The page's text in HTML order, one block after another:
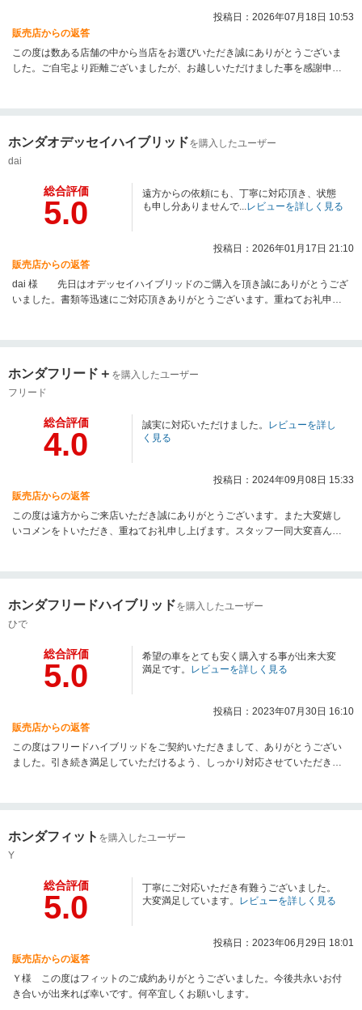
投稿日：2026年07月18日 10:53
販売店からの返答
この度は数ある店舗の中から当店をお選びいただき誠にありがとうございま
した。ご自宅より距離ございましたが、お越しいただけました事を感謝申し
す。この度は本当にありがとうございました。営業 大野
ホンダオデッセイハイブリッドを購入したユーザー
dai
総合評価
5.0
遠方からの依頼にも、丁寧に対応頂き、状態
も申し分ありませんで...レビューを詳しく見る
投稿日：2026年01月17日 21:10
販売店からの返答
dai 様 先日はオデッセイハイブリッドのご購入を頂き誠にありがとうござ
いました。書類等迅速にご対応頂きありがとうございます。重ねてお礼申し
申し上げます。 U-Select秋津 竹内
ホンダフリード＋ を購入したユーザー
フリード
総合評価
4.0
誠実に対応いただけました。 レビューを詳し
く見る
投稿日：2024年09月08日 15:33
販売店からの返答
この度は遠方からご来店いただき誠にありがとうございます。また大変嬉し
いコメンをトいただき、重ねてお礼申し上げます。スタッフ一同大変喜んで
秋津店 店長
ホンダフリードハイブリッドを購入したユーザー
ひで
総合評価
5.0
希望の車をとても安く購入する事が出来大変
満足です。 レビューを詳しく見る
投稿日：2023年07月30日 16:10
販売店からの返答
この度はフリードハイブリッドをご契約いただきまして、ありがとうござい
ました。引き続き満足していただけるよう、しっかり対応させていただきま
ホンダフィット を購入したユーザー
Y
総合評価
5.0
丁寧にご対応いただき有難うございました。
大変満足しています。 レビューを詳しく見る
投稿日：2023年06月29日 18:01
販売店からの返答
Ｙ様 この度はフィットのご成約ありがとうございました。今後共永いお付
き合いが出来れば幸いです。何卒宜しくお願いします。